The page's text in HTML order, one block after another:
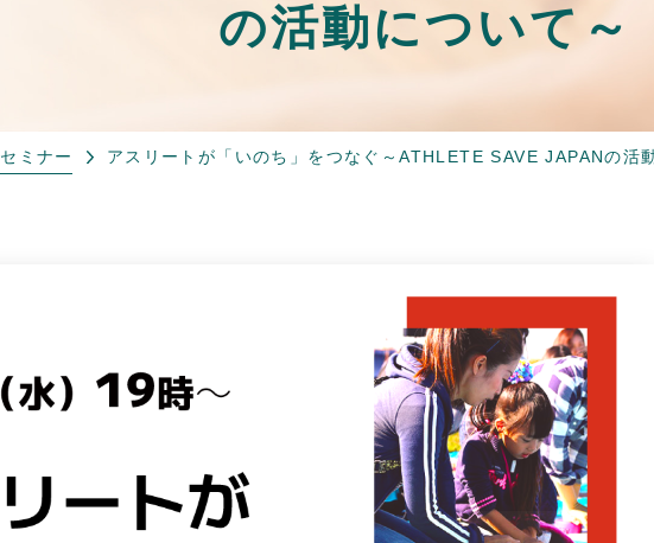
の活動について～
セミナー アスリートが「いのち」をつなぐ～ATHLETE SAVE JAPANの活